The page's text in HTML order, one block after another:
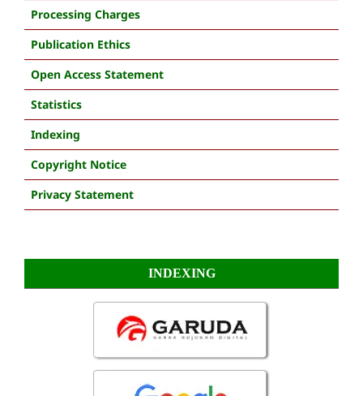
Processing Charges
Publication Ethics
Open Access Statement
Statistics
Indexing
Copyright Notice
Privacy Statement
INDEXING